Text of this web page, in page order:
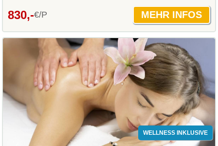
830,-€/P
WELLNESS INKLUSIVE